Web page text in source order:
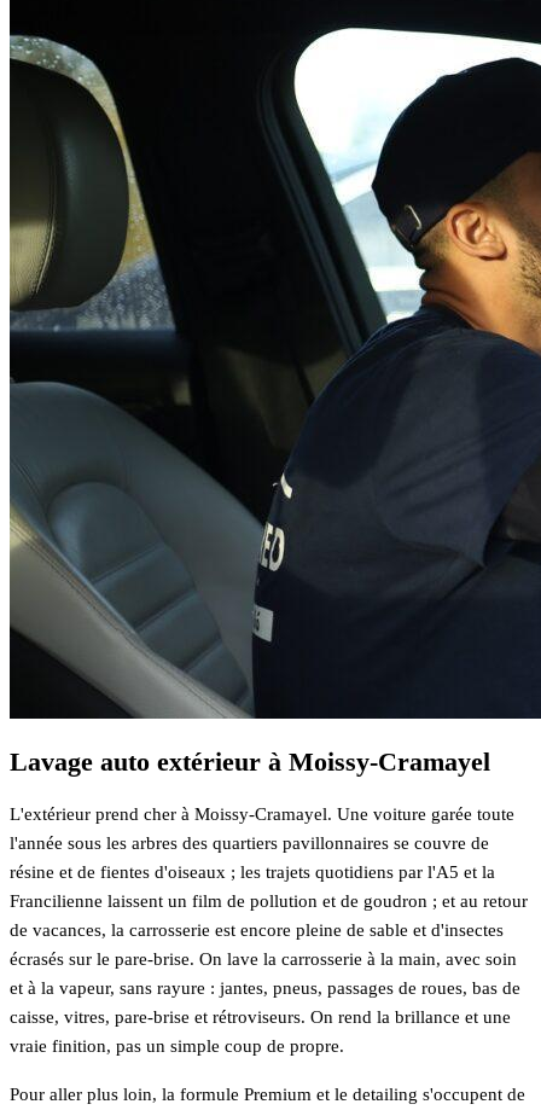
Lavage auto extérieur à Moissy-Cramayel
L'extérieur prend cher à Moissy-Cramayel. Une voiture garée toute
l'année sous les arbres des quartiers pavillonnaires se couvre de
résine et de fientes d'oiseaux ; les trajets quotidiens par l'A5 et la
Francilienne laissent un film de pollution et de goudron ; et au retour
de vacances, la carrosserie est encore pleine de sable et d'insectes
écrasés sur le pare-brise. On lave la carrosserie à la main, avec soin
et à la vapeur, sans rayure : jantes, pneus, passages de roues, bas de
caisse, vitres, pare-brise et rétroviseurs. On rend la brillance et une
vraie finition, pas un simple coup de propre.
Pour aller plus loin, la formule Premium et le detailing s'occupent de